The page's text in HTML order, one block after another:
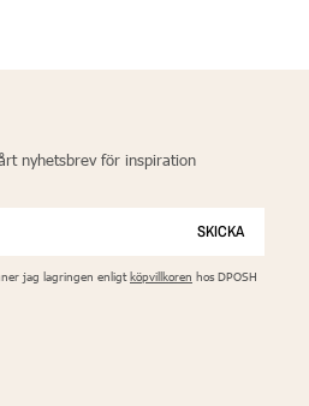
nyhetsbrev för inspiration
SKICKA
jag lagringen enligtköpvillkoren hos DPOSH